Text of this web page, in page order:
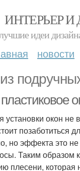
ИНТЕРЬЕР И
идеи
новости
окон
позаботиться
но эффекта это
Таким образом
плесени,